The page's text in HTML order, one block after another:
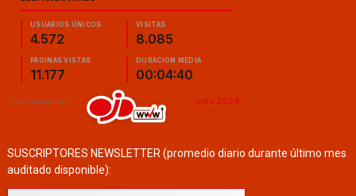
SUSCRIPTORES NEWSLETTER (promedio diario durante último mes
auditado disponible):